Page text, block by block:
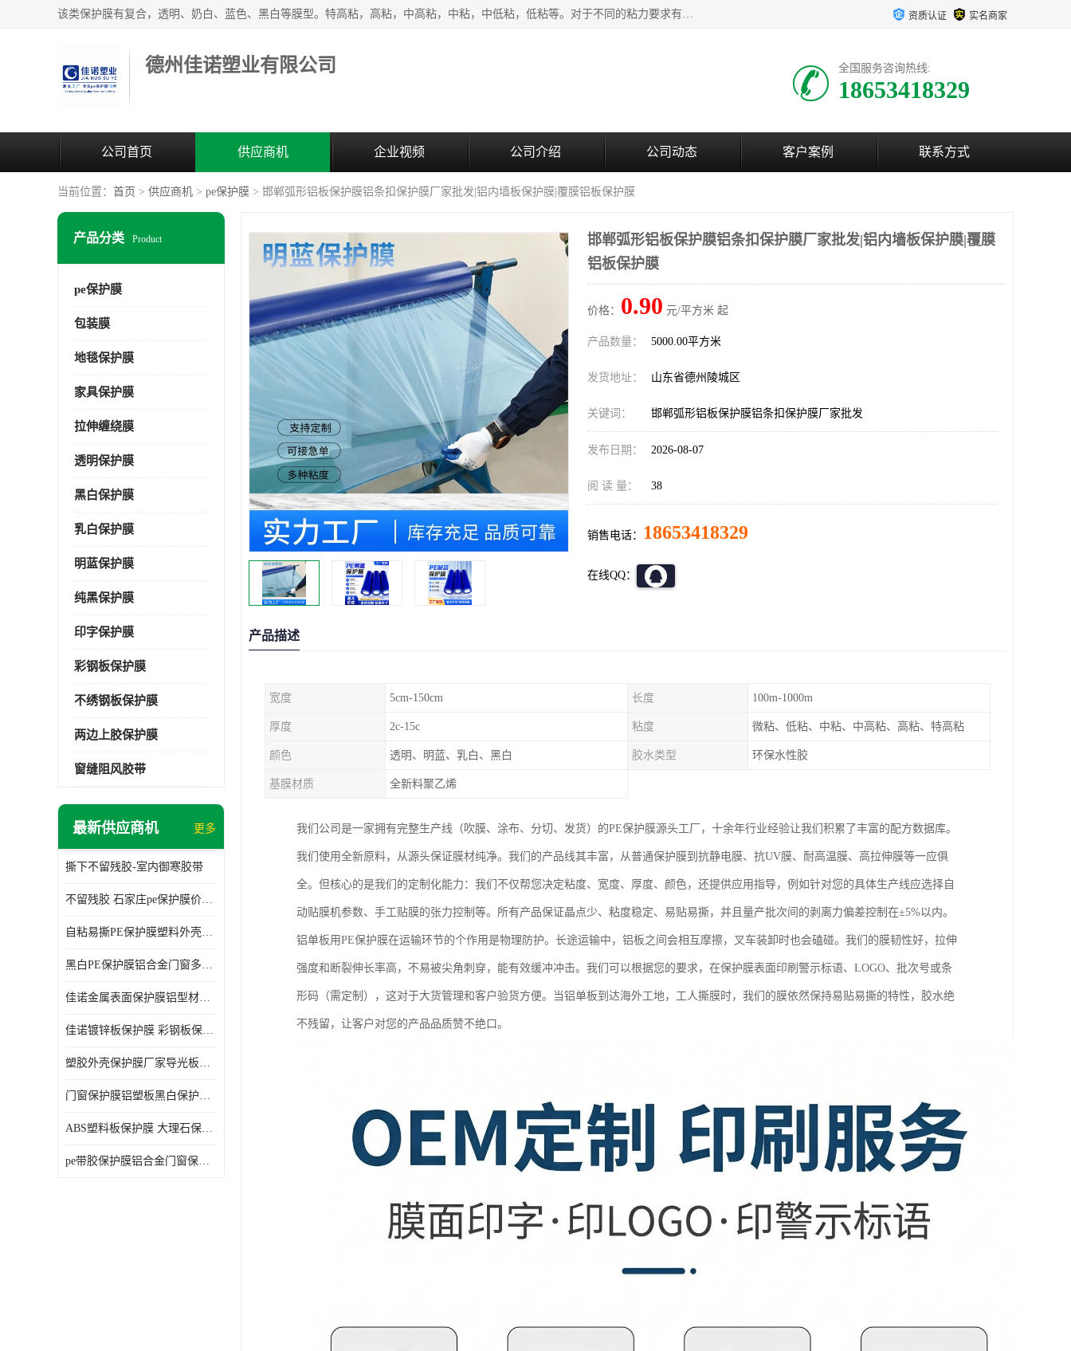
该类保护膜有复合，透明、奶白、蓝色、黑白等膜型。特高粘，高粘，中高粘，中粘，中低粘，低粘等。对于不同的粘力要求有相应的产品相适配。无胶渍残留污染。在较宽的收卷幅度下平整无皱纹，收卷长度大，利于机械化及自动化施工粘贴。为您的产品提供的表面保护解决方案。 产品广泛适用于：铝材、不锈钢、金属、塑料、电子、家电、家具、玻璃、化工材料、装饰材料等。 资质认证 实名商家
德州佳诺塑业有限公司 全国服务咨询热线:
18653418329
公司首页 供应商机 企业视频 公司介绍 公司动态 客户案例 联系方式
当前位置： 首页 > 供应商机 > pe保护膜 > 邯郸弧形铝板保护膜铝条扣保护膜厂家批发|铝内墙板保护膜|覆膜铝板保护膜
产品分类 Product
pe保护膜
包装膜
地毯保护膜
家具保护膜
拉伸缠绕膜
透明保护膜
黑白保护膜
乳白保护膜
明蓝保护膜
纯黑保护膜
印字保护膜
彩钢板保护膜
不绣钢板保护膜
两边上胶保护膜
窗缝阻风胶带
最新供应商机 更多
撕下不留残胶-室内御寒胶带
不留残胶 石家庄pe保护膜价格 塑料薄膜
自粘易撕PE保护膜塑料外壳导光板亚克力板膜操作方便
黑白PE保护膜铝合金门窗多种颜色支持定制生产
佳诺金属表面保护膜铝型材保护膜不留残胶铝合金窗框保护胶带
佳诺镀锌板保护膜 彩钢板保护pe保护膜
塑胶外壳保护膜厂家导光板保护膜 铝单板保护膜胶带易撕不留胶
门窗保护膜铝塑板黑白保护膜外墙保温板保护膜
ABS塑料板保护膜 大理石保护膜 缠鱼竿保护膜
pe带胶保护膜铝合金门窗保护不锈钢板保护膜大理石建筑材料保护
邯郸弧形铝板保护膜铝条扣保护膜厂家批发|铝内墙板保护膜|覆膜
铝板保护膜
价格： 0.90 元/平方米 起
产品数量： 5000.00平方米
发货地址： 山东省德州陵城区
关键词： 邯郸弧形铝板保护膜铝条扣保护膜厂家批发
发布日期： 2026-08-07
阅 读 量： 38
销售电话： 18653418329
在线QQ：
产品描述
宽度 5cm-150cm 长度 100m-1000m
厚度 2c-15c 粘度 微粘、低粘、中粘、中高粘、高粘、特高粘
颜色 透明、明蓝、乳白、黑白 胶水类型 环保水性胶
基膜材质 全新料聚乙烯
我们公司是一家拥有完整生产线（吹膜、涂布、分切、发货）的PE保护膜源头工厂，十余年行业经验让我们积累了丰富的配方数据库。
我们使用全新原料，从源头保证膜材纯净。我们的产品线其丰富，从普通保护膜到抗静电膜、抗UV膜、耐高温膜、高拉伸膜等一应俱
全。但核心的是我们的定制化能力：我们不仅帮您决定粘度、宽度、厚度、颜色，还提供应用指导，例如针对您的具体生产线应选择自
动贴膜机参数、手工贴膜的张力控制等。所有产品保证晶点少、粘度稳定、易贴易撕，并且量产批次间的剥离力偏差控制在±5%以内。
铝单板用PE保护膜在运输环节的个作用是物理防护。长途运输中，铝板之间会相互摩擦，叉车装卸时也会磕碰。我们的膜韧性好，拉伸
强度和断裂伸长率高，不易被尖角刺穿，能有效缓冲冲击。我们可以根据您的要求，在保护膜表面印刷警示标语、LOGO、批次号或条
形码（需定制），这对于大货管理和客户验货方便。当铝单板到达海外工地，工人撕膜时，我们的膜依然保持易贴易撕的特性，胶水绝
不残留，让客户对您的产品品质赞不绝口。